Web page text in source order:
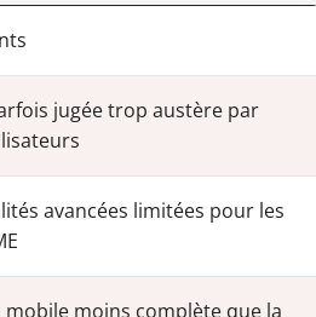
jugée trop austère par
avancées limitées pour les
moins complète que la